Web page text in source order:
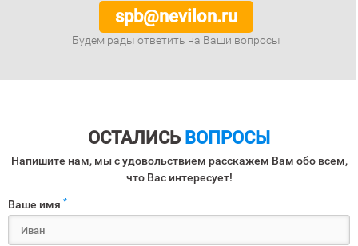
spb@nevilon.ru
Будем рады ответить на Ваши вопросы
ОСТАЛИСЬ ВОПРОСЫ
Напишите нам, мы с удовольствием расскажем Вам обо всем,
что Вас интересует!
Ваше имя *